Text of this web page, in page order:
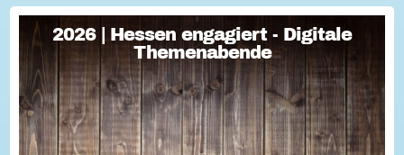
2026 | Hessen engagiert - Digitale
Themenabende
2026 | Hessen engagiert - Digitale
Themenabende
Sie haben Fragen zum Thema "Versicherung im Ehrenamt"?
Oder wollten schon immer mal lernen, wie man Engagement-
Geschichten für die Öffentlichkeitsarbeit des Vereins
nutzen kann? Dann haben wir da was!...